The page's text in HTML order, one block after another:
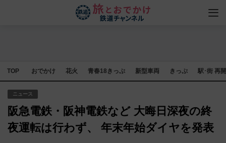
TOP おでかけ 花火 青春18きっぷ 新型車両 きっぷ 駅･街 再
ニュース
阪急電鉄・阪神電鉄など 大晦日深夜の終
夜運転は行わず、 年末年始ダイヤを発表